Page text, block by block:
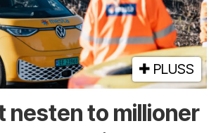
PLUSS
nesten to millioner